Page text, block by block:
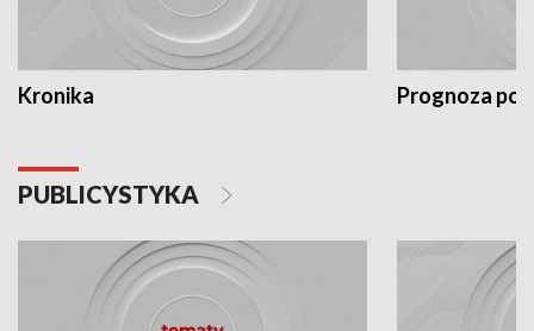
Kronika Prognoza
PUBLICYSTYKA